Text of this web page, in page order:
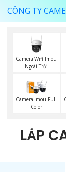
CÔNG TY
Camera Wifi Imou
Ngoài Trời
Camera Imou Full
Color
LẮP